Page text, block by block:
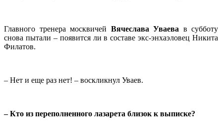
Главного тренера москвичей Вячеслава Уваева в субботу
снова пытали – появится ли в составе экс-энхаэловец Никита
Филатов.
– Нет и еще раз нет! – воскликнул Уваев.
– Кто из переполненного лазарета близок к выписке?